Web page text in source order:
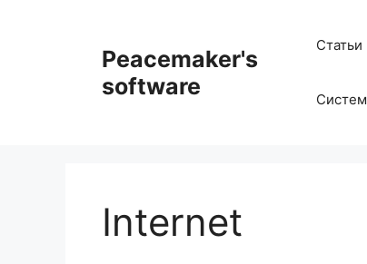
содержимомуPeacemaker's
software
Статьи
Internet